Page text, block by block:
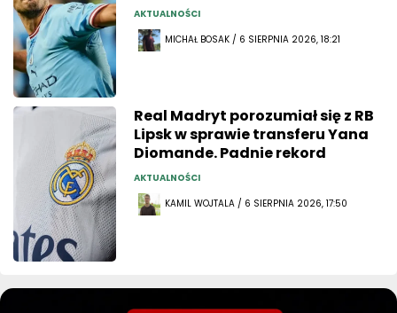
AKTUALNOŚCI
MICHAŁ BOSAK / 6 SIERPNIA 2026, 18:21
Real Madryt porozumiał się z RB
Lipsk w sprawie transferu Yana
Diomande. Padnie rekord
AKTUALNOŚCI
KAMIL WOJTALA / 6 SIERPNIA 2026, 17:50